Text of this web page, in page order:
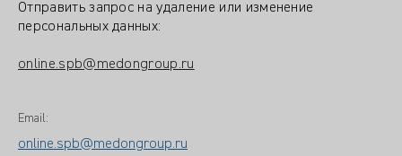
Отправить запрос на удаление или изменение
персональных данных:
online.spb@medongroup.ru
Email:
online.spb@medongroup.ru